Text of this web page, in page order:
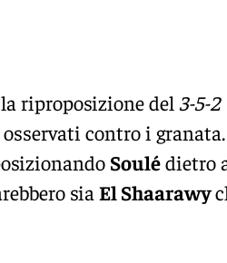
riproposizione del 3-5-2
contro i granata.
Soulédietro
sia El Shaarawy